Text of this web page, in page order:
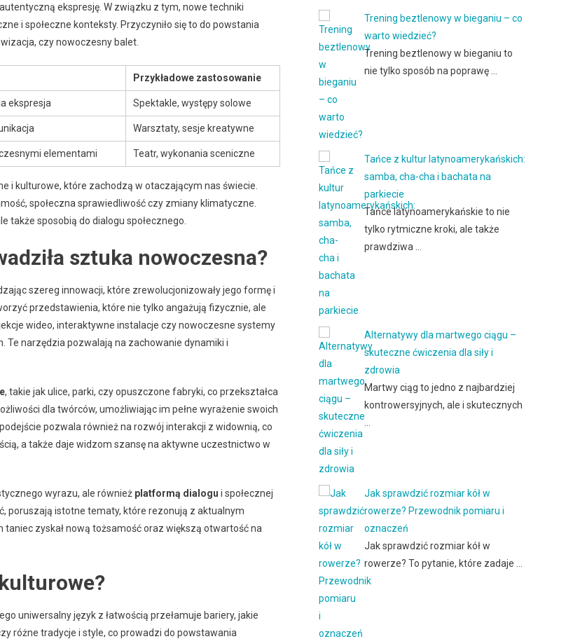
ekspresję. W związku z tym, nowe techniki
i społeczne konteksty. Przyczyniło się to do powstania
czy nowoczesny balet.
Przykładowe zastosowanie
ekspresja Spektakle, występy solowe
Warsztaty, sesje kreatywne
elementami Teatr, wykonania sceniczne
i kulturowe, które zachodzą w otaczającym nas świecie.
społeczna sprawiedliwość czy zmiany klimatyczne.
także sposobią do dialogu społecznego.
sztuka nowoczesna?
szereg innowacji, które zrewolucjonizowały jego formę i
przedstawienia, które nie tylko angażują fizycznie, ale
wideo, interaktywne instalacje czy nowoczesne systemy
Te narzędzia pozwalają na zachowanie dynamiki i
, takie jak ulice, parki, czy opuszczone fabryki, co przekształca
dla twórców, umożliwiając im pełne wyrażenie swoich
pozwala również na rozwój interakcji z widownią, co
a także daje widzom szansę na aktywne uczestnictwo w
wyrazu, ale również platformą dialogu i społecznej
poruszają istotne tematy, które rezonują z aktualnym
zyskał nową tożsamość oraz większą otwartość na
uniwersalny język z łatwością przełamuje bariery, jakie
różne tradycje i style, co prowadzi do powstawania
Trening beztlenowy w bieganiu – co
warto wiedzieć?
Trening beztlenowy w bieganiu to
nie tylko sposób na poprawę …
Tańce z kultur latynoamerykańskich:
samba, cha-cha i bachata na
parkiecie
Tańce latynoamerykańskie to nie
tylko rytmiczne kroki, ale także
prawdziwa …
Alternatywy dla martwego ciągu –
skuteczne ćwiczenia dla siły i
zdrowia
Martwy ciąg to jedno z najbardziej
kontrowersyjnych, ale i skutecznych
Jak sprawdzić rozmiar kół w
rowerze? Przewodnik pomiaru i
oznaczeń
Jak sprawdzić rozmiar kół w
rowerze? To pytanie, które zadaje …